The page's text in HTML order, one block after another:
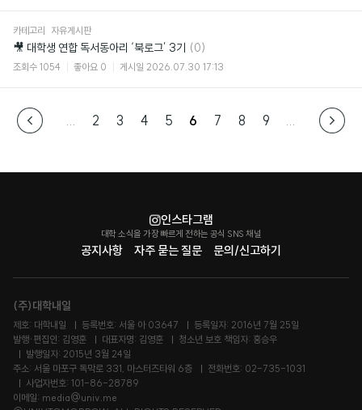
카테고리 자유게시판
🎥 대학생 연합 독서동아리 ‘북로그’ 3기
댓
글
(0)
조회수 1054 좋아요 0 게시일 2026.07.30 17:13
2 3 4 5 6 7 8 9
공지사항 자주 묻는 질문 문의/신고하기
인스타그램
대학 소식을 가장 빠르게 전하는 공식 SNS 채널
(주)대학내일
제호: 대학내일 등록번호: 서울 아 03647
등록일자: 2016년 7월 25일
발행·편집인: 김영훈
대표자명: 김영훈
청소년 보호 책임자: 홍승우
발행일자: 2015년 3월 24일
주소: 서울 마포구 독막로 331, 마스터즈타워 6층
전화번호: 02-735-1031
사업자번호: 101-86-28789
이메일: media@univ.me